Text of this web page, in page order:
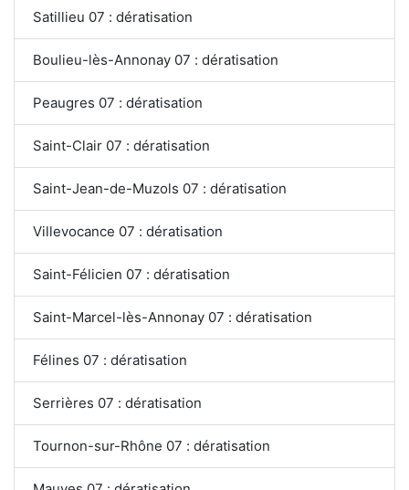
Satillieu 07 : dératisation
Boulieu-lès-Annonay 07 : dératisation
Peaugres 07 : dératisation
Saint-Clair 07 : dératisation
Saint-Jean-de-Muzols 07 : dératisation
Villevocance 07 : dératisation
Saint-Félicien 07 : dératisation
Saint-Marcel-lès-Annonay 07 : dératisation
Félines 07 : dératisation
Serrières 07 : dératisation
Tournon-sur-Rhône 07 : dératisation